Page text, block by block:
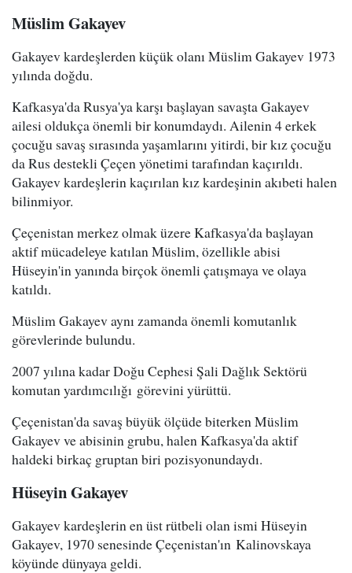
Müslim Gakayev
Gakayev kardeşlerden küçük olanı Müslim Gakayev 1973
yılında doğdu.
Kafkasya'da Rusya'ya karşı başlayan savaşta Gakayev
ailesi oldukça önemli bir konumdaydı. Ailenin 4 erkek
çocuğu savaş sırasında yaşamlarını yitirdi, bir kız çocuğu
da Rus destekli Çeçen yönetimi tarafından kaçırıldı.
Gakayev kardeşlerin kaçırılan kız kardeşinin akıbeti halen
bilinmiyor.
Çeçenistan merkez olmak üzere Kafkasya'da başlayan
aktif mücadeleye katılan Müslim, özellikle abisi
Hüseyin'in yanında birçok önemli çatışmaya ve olaya
katıldı.
Müslim Gakayev aynı zamanda önemli komutanlık
görevlerinde bulundu.
2007 yılına kadar Doğu Cephesi Şali Dağlık Sektörü
komutan yardımcılığı görevini yürüttü.
Çeçenistan'da savaş büyük ölçüde biterken Müslim
Gakayev ve abisinin grubu, halen Kafkasya'da aktif
haldeki birkaç gruptan biri pozisyonundaydı.
Hüseyin Gakayev
Gakayev kardeşlerin en üst rütbeli olan ismi Hüseyin
Gakayev, 1970 senesinde Çeçenistan'ın Kalinovskaya
köyünde dünyaya geldi.